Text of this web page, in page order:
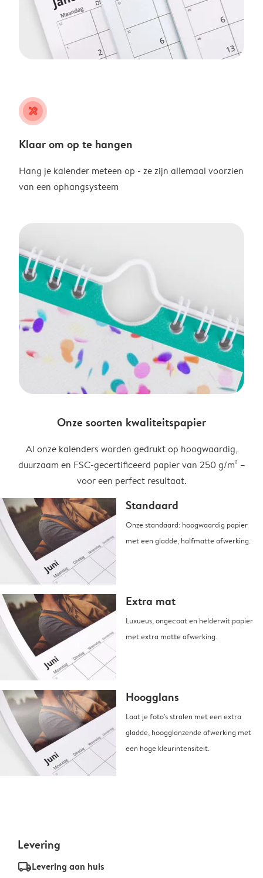
tools
Klaar om op te hangen
Hang je kalender meteen op - ze zijn allemaal voorzien
van een ophangsysteem
Onze soorten kwaliteitspapier
Al onze kalenders worden gedrukt op hoogwaardig,
duurzaam en FSC-gecertificeerd papier van 250 g/m² –
voor een perfect resultaat.
Standaard
Onze standaard: hoogwaardig papier
met een gladde, halfmatte afwerking.
Extra mat
Luxueus, ongecoat en helderwit papier
met extra matte afwerking.
Hoogglans
Laat je foto's stralen met een extra
gladde, hoogglanzende afwerking met
een hoge kleurintensiteit.
Levering
delivery_standard_v2Levering aan huis